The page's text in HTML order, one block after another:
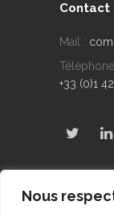
Nous
Contact
Mail :
+33 (0)1